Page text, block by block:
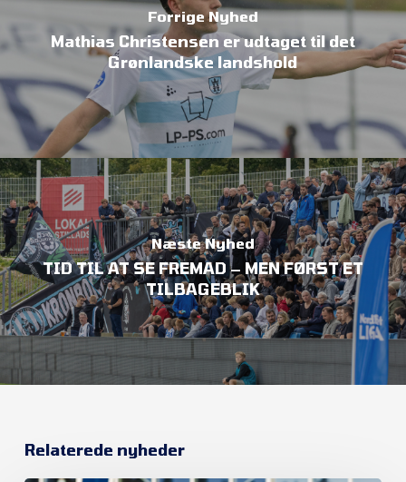
Forrige Nyhed
Mathias Christensen er udtaget til det
Grønlandske landshold
Næste Nyhed
TID TIL AT SE FREMAD – MEN FØRST ET
TILBAGEBLIK
Relaterede nyheder